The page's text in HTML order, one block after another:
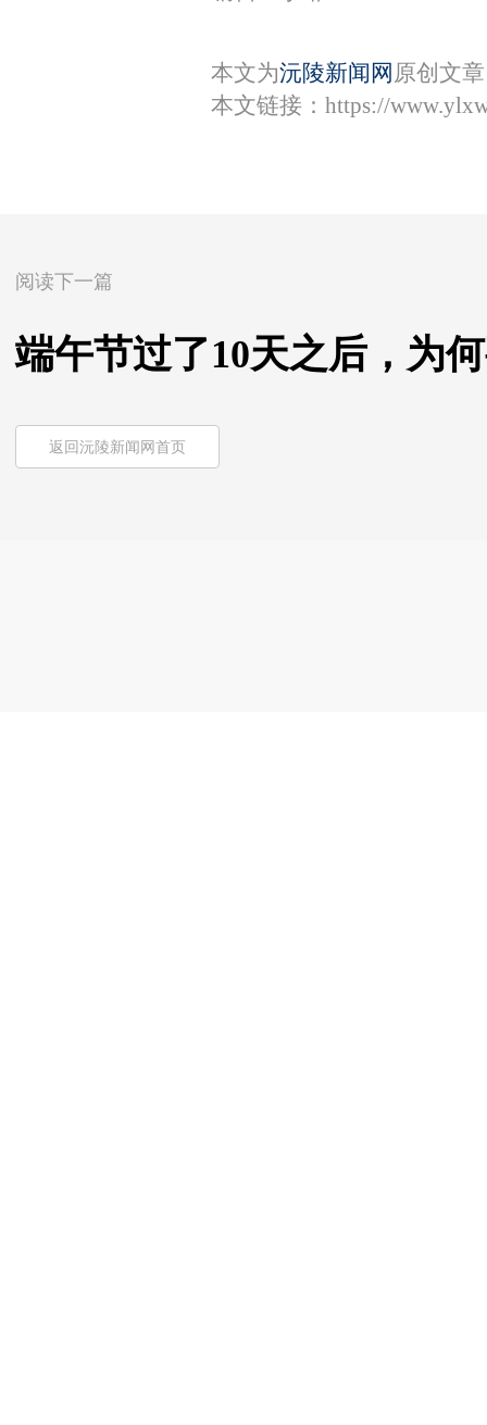
本文为沅陵新闻网 原创文
本文链接： https://
阅读下一篇
端午节过了10天之后，为
返回沅陵新闻网首页